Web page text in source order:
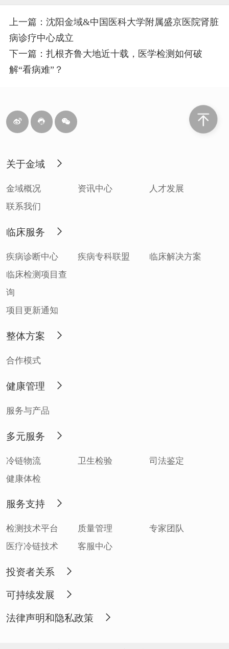
上一篇：沈阳金域&中国医科大学附属盛京医院肾脏
病诊疗中心成立
下一篇：扎根齐鲁大地近十载，医学检测如何破
解“看病难”？
关于金域
金域概况 资讯中心
人才发展
联系我们
临床服务
疾病诊断中心 疾病专科联盟
临床解决方案
临床检测项目查
询
项目更新通知
整体方案
合作模式
健康管理
服务与产品
多元服务
冷链物流 卫生检验
司法鉴定
健康体检
服务支持
检测技术平台 质量管理
专家团队
医疗冷链技术
客服中心
投资者关系
可持续发展
法律声明和隐私政策